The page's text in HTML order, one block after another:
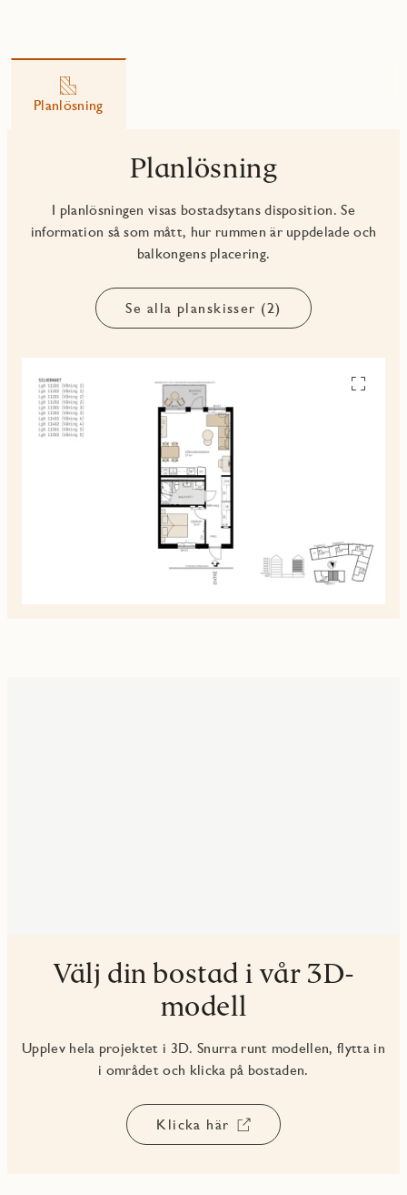
Planlösning
Planlösning
I planlösningen visas bostadsytans disposition. Se
information så som mått, hur rummen är uppdelade och
balkongens placering.
Se alla planskisser (2)
Se
Välj din bostad i vår 3D-
modell
Upplev hela projektet i 3D. Snurra runt modellen, flytta in
i området och klicka på bostaden.
Klicka här